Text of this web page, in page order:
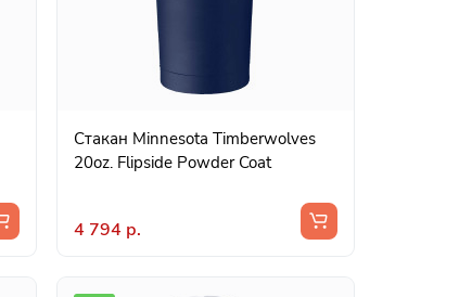
Стакан Minnesota Timberwolves
20oz. Flipside Powder Coat
4 794 р.